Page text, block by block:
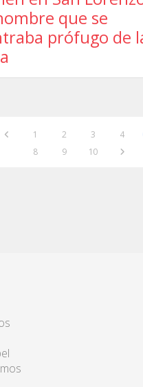
que se
prófugo de
1 2 3 4
8
9 10